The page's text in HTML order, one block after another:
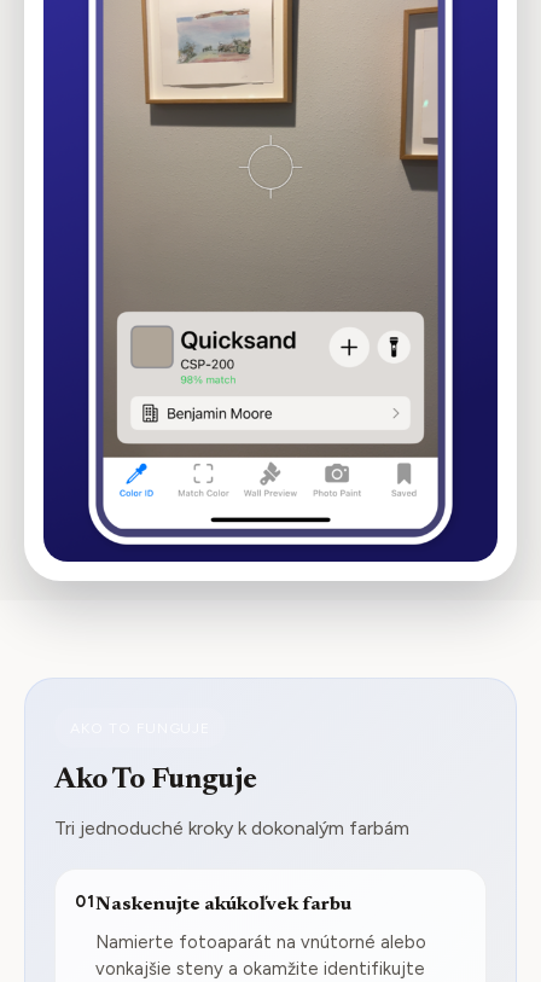
Ako To Funguje
Tri jednoduché kroky k dokonalým farbám
01Naskenujte akúkoľvek farbu
Namierte fotoaparát na vnútorné alebo
vonkajšie steny a okamžite identifikujte